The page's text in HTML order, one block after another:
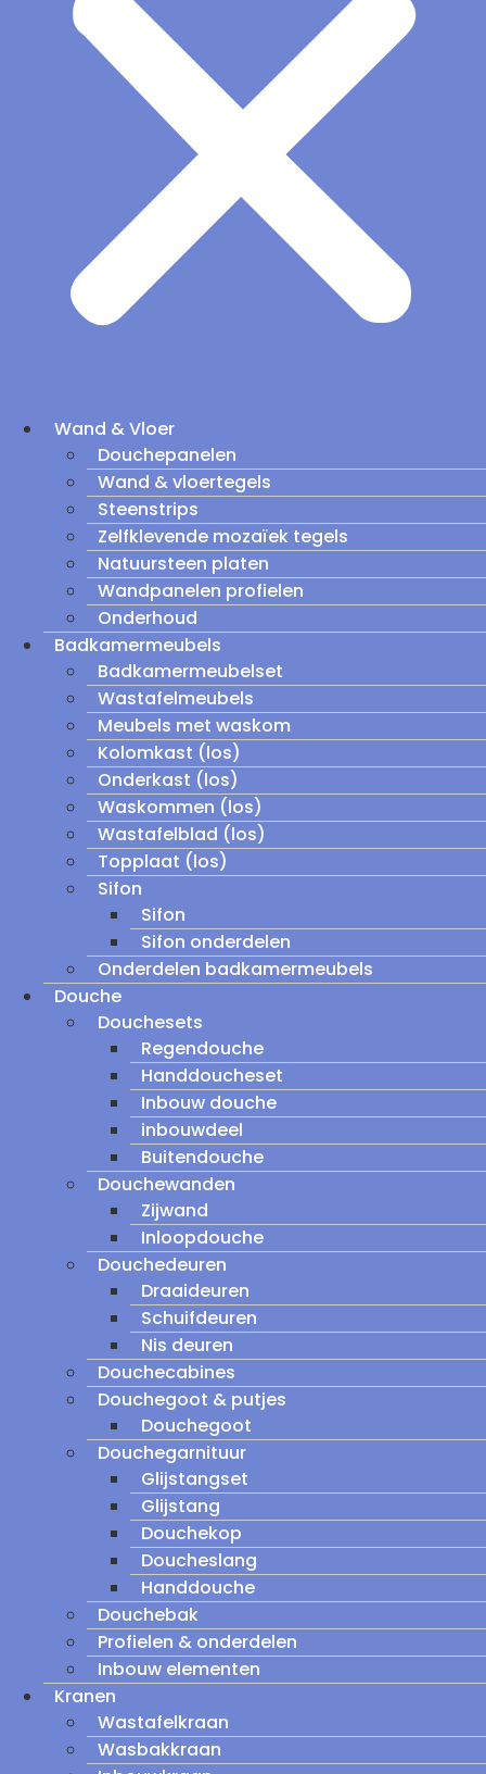
Wand & Vloer
Douchepanelen
Wand & vloertegels
Steenstrips
Zelfklevende mozaïek tegels
Natuursteen platen
Wandpanelen profielen
Onderhoud
Badkamermeubels
Badkamermeubelset
Wastafelmeubels
Meubels met waskom
Kolomkast (los)
Onderkast (los)
Waskommen (los)
Wastafelblad (los)
Topplaat (los)
Sifon
Sifon
Sifon onderdelen
Onderdelen badkamermeubels
Douche
Douchesets
Regendouche
Handdoucheset
Inbouw douche
inbouwdeel
Buitendouche
Douchewanden
Zijwand
Inloopdouche
Douchedeuren
Draaideuren
Schuifdeuren
Nis deuren
Douchecabines
Douchegoot & putjes
Douchegoot
Douchegarnituur
Glijstangset
Glijstang
Douchekop
Doucheslang
Handdouche
Douchebak
Profielen & onderdelen
Inbouw elementen
Kranen
Wastafelkraan
Wasbakkraan